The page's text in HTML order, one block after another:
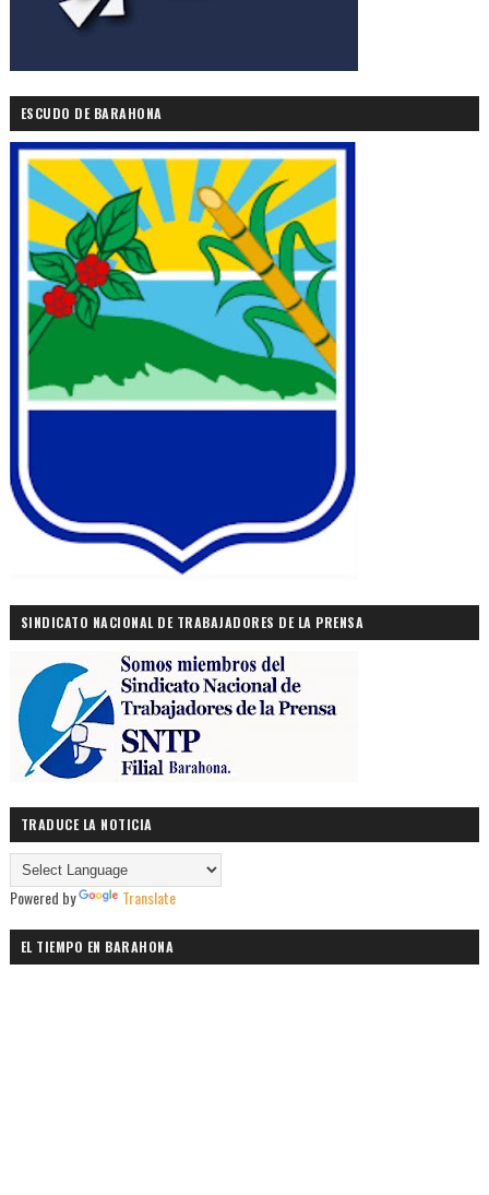
ESCUDO DE BARAHONA
SINDICATO NACIONAL DE TRABAJADORES DE LA PRENSA
TRADUCE LA NOTICIA
Powered by Translate
EL TIEMPO EN BARAHONA